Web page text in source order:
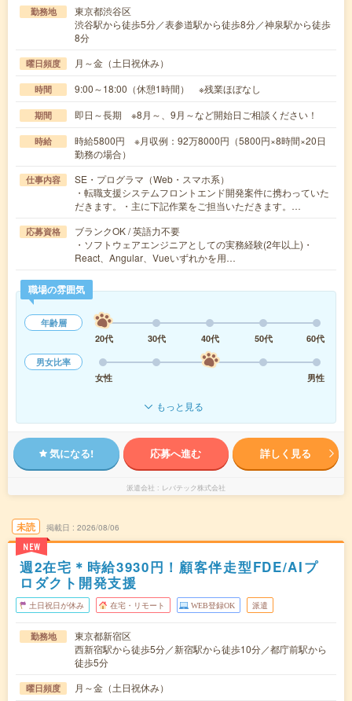
勤務地
東京都渋谷区
渋谷駅から徒歩5分／表参道駅から徒歩8分／神泉駅から徒歩
8分
曜日頻度 月～金（土日祝休み）
時間 9:00～18:00（休憩1時間） ※残業ほぼなし
期間 即日～長期 ※8月～、9月～など開始日ご相談ください！
時給
時給5800円 ※月収例：92万8000円（5800円×8時間×20日
勤務の場合）
仕事内容
SE・プログラマ（Web・スマホ系）
・転職支援システムフロントエンド開発案件に携わっていた
だきます。・主に下記作業をご担当いただきます。…
応募資格
ブランクOK / 英語力不要
・ソフトウェアエンジニアとしての実務経験(2年以上)・
React、Angular、Vueいずれかを用…
職場の雰囲気
年齢層
20代
30代 40代 50代
60代
男女比率
女性
男性
もっと見る
気になる! 応募へ進む 詳しく見る
派遣会社 レバテック株式会社
未読
NEW
掲載日 2026/08/06
週2在宅＊時給3930円！顧客伴走型FDE/AIプ
ロダクト開発支援
土日祝日が休み 在宅・リモート WEB登録OK 派遣
勤務地
東京都新宿区
西新宿駅から徒歩5分／新宿駅から徒歩10分／都庁前駅から
徒歩5分
曜日頻度 月～金（土日祝休み）